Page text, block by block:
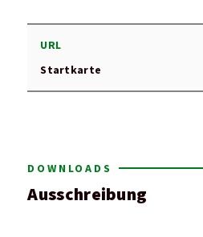
URL
Startkarte
DOWNLOADS
Ausschreibung